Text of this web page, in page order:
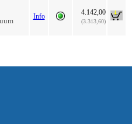
Info 4.142,00
(3.313,60)